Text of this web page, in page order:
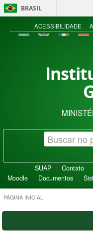
BRASIL
ACESSIBILIDADE
SUAP Contato
Moodle
Documentos
PÁGINA INICIAL